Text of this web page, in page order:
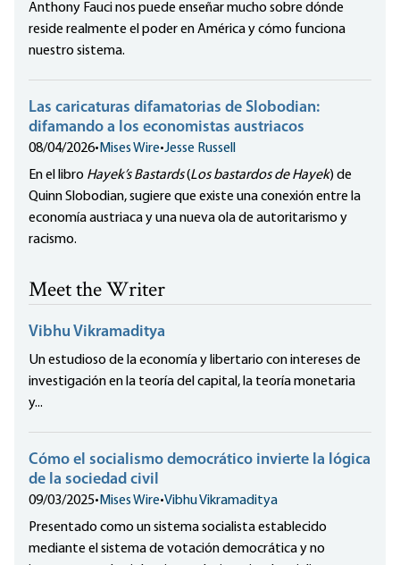
Anthony Fauci nos puede enseñar mucho sobre dónde
reside realmente el poder en América y cómo funciona
nuestro sistema.
Las caricaturas difamatorias de Slobodian:
difamando a los economistas austriacos
08/04/2026• Mises Wire•Jesse Russell
En el libro Hayek’s Bastards(Los bastardos de Hayek) de
Quinn Slobodian, sugiere que existe una conexión entre la
economía austriaca y una nueva ola de autoritarismo y
racismo.
Meet the Writer
Vibhu Vikramaditya
Un estudioso de la economía y libertario con intereses de
investigación en la teoría del capital, la teoría monetaria
y...
Cómo el socialismo democrático invierte la lógica
de la sociedad civil
09/03/2025• Mises Wire•Vibhu Vikramaditya
Presentado como un sistema socialista establecido
mediante el sistema de votación democrática y no